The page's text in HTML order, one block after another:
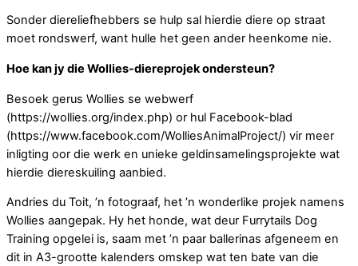
Sonder diereliefhebbers se hulp sal hierdie diere op straat
moet rondswerf, want hulle het geen ander heenkome nie.
Hoe kan jy die Wollies-diereprojek ondersteun?
Besoek gerus Wollies se webwerf
(https://wollies.org/index.php) or hul Facebook-blad
(https://www.facebook.com/WolliesAnimalProject/) vir meer
inligting oor die werk en unieke geldinsamelingsprojekte wat
hierdie diereskuiling aanbied.
Andries du Toit, ʼn fotograaf, het ʼn wonderlike projek namens
Wollies aangepak. Hy het honde, wat deur Furrytails Dog
Training opgelei is, saam met ʼn paar ballerinas afgeneem en
dit in A3-grootte kalenders omskep wat ten bate van die